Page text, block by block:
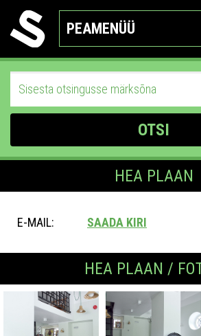
PEAMENÜÜ
OTSI
HEA PLAAN
E-MAIL: SAADA KIRI
HEA PLAAN /